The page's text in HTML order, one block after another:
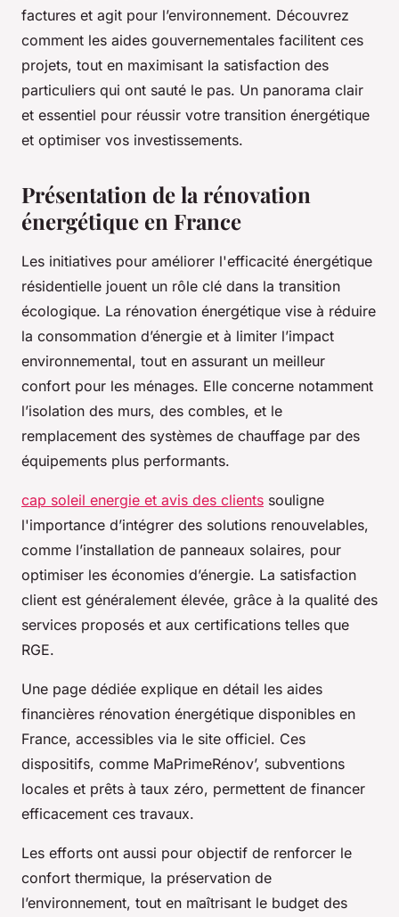
factures et agit pour l’environnement. Découvrez
comment les aides gouvernementales facilitent ces
projets, tout en maximisant la satisfaction des
particuliers qui ont sauté le pas. Un panorama clair
et essentiel pour réussir votre transition énergétique
et optimiser vos investissements.
Présentation de la rénovation
énergétique en France
Les initiatives pour améliorer l'efficacité énergétique
résidentielle jouent un rôle clé dans la transition
écologique. La rénovation énergétique vise à réduire
la consommation d’énergie et à limiter l’impact
environnemental, tout en assurant un meilleur
confort pour les ménages. Elle concerne notamment
l’isolation des murs, des combles, et le
remplacement des systèmes de chauffage par des
équipements plus performants.
cap soleil energie et avis des clients souligne
l'importance d’intégrer des solutions renouvelables,
comme l’installation de panneaux solaires, pour
optimiser les économies d’énergie. La satisfaction
client est généralement élevée, grâce à la qualité des
services proposés et aux certifications telles que
RGE.
Une page dédiée explique en détail les aides
financières rénovation énergétique disponibles en
France, accessibles via le site officiel. Ces
dispositifs, comme MaPrimeRénov’, subventions
locales et prêts à taux zéro, permettent de financer
efficacement ces travaux.
Les efforts ont aussi pour objectif de renforcer le
confort thermique, la préservation de
l’environnement, tout en maîtrisant le budget des